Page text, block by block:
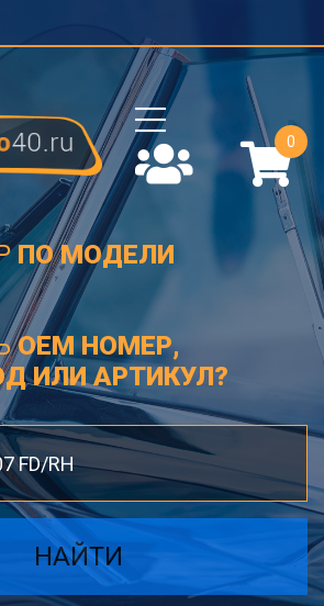
0
ПО МОДЕЛИ
OEM НОМЕР,
ИЛИ АРТИКУЛ?
НАЙТИ